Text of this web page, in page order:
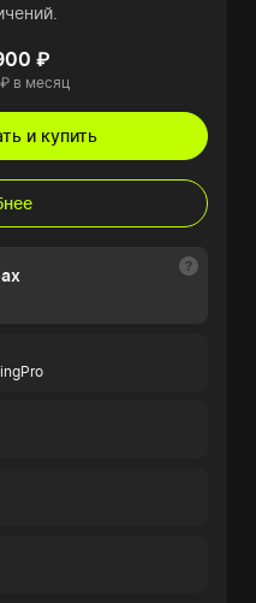
₽
в месяц
и купить